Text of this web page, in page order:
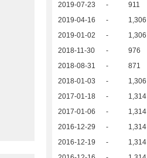
2019-07-23
- 911
2019-04-16
- 1,306
2019-01-02
- 1,306
2018-11-30
- 976
2018-08-31
- 871
2018-01-03
- 1,306
2017-01-18
- 1,314
2017-01-06
- 1,314
2016-12-29
- 1,314
2016-12-19
- 1,314